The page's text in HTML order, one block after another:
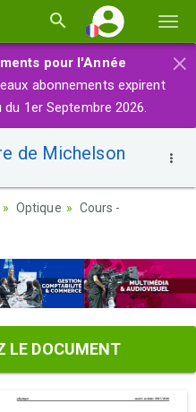
la×
pour l'Année
abonnements expirent
1er Septembre 2026.
de Michelson
Optique
Cours -
LE DOCUMENT